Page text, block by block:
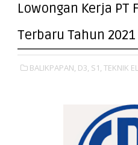
Lowongan Kerja PT
Terbaru Tahun 2021
BALIKPAPAN, D3, S1, TEKNIK